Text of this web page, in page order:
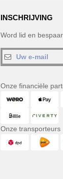
INSCHRIJVING
Word lid en
Onze financiële
Onze transporteurs